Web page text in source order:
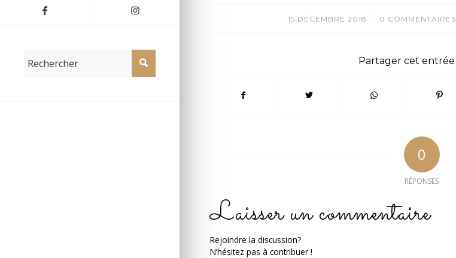
15 DÉCEMBRE 2018
/ 0 COMMENTAIRES
/
Partager cet entrée
0
RÉPONSES
Laisser un commentaire
Rejoindre la discussion?
N’hésitez pas à contribuer !